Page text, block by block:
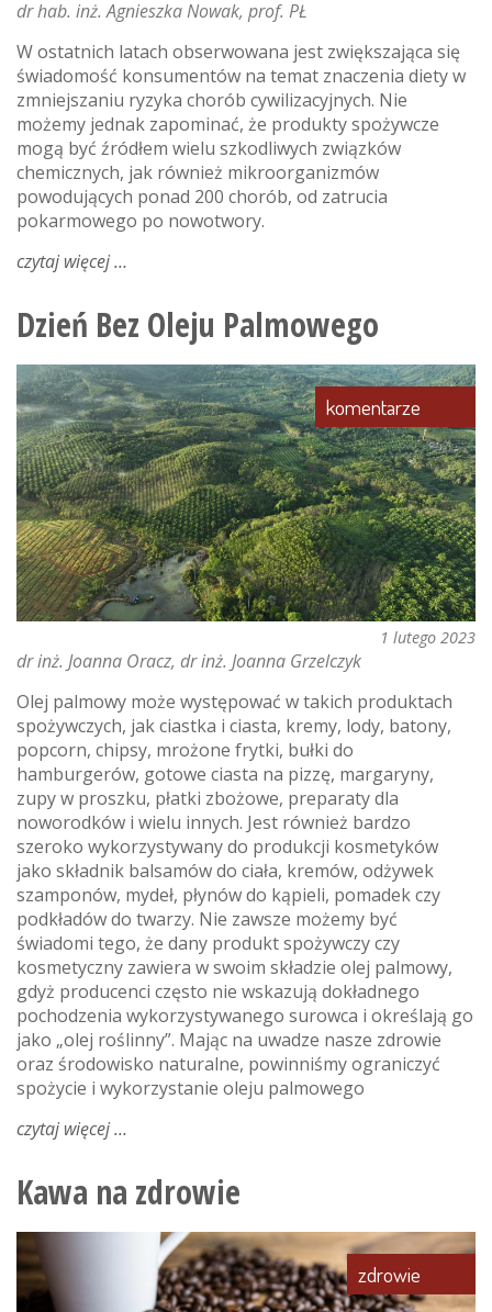
dr hab. inż. Agnieszka Nowak, prof. PŁ
W ostatnich latach obserwowana jest zwiększająca się
świadomość konsumentów na temat znaczenia diety w
zmniejszaniu ryzyka chorób cywilizacyjnych. Nie
możemy jednak zapominać, że produkty spożywcze
mogą być źródłem wielu szkodliwych związków
chemicznych, jak również mikroorganizmów
powodujących ponad 200 chorób, od zatrucia
pokarmowego po nowotwory.
czytaj więcejo
zdrowie
-
(nie)bezpieczeństwie
żywności
Dzień Bez Oleju Palmowego
komentarze
1 lutego 2023
dr inż. Joanna Oracz dr inż. Joanna Grzelczyk
Olej palmowy może występować w takich produktach
spożywczych, jak ciastka i ciasta, kremy, lody, batony,
popcorn, chipsy, mrożone frytki, bułki do
hamburgerów, gotowe ciasta na pizzę, margaryny,
zupy w proszku, płatki zbożowe, preparaty dla
noworodków i wielu innych. Jest również bardzo
szeroko wykorzystywany do produkcji kosmetyków
jako składnik balsamów do ciała, kremów, odżywek
szamponów, mydeł, płynów do kąpieli, pomadek czy
podkładów do twarzy. Nie zawsze możemy być
świadomi tego, że dany produkt spożywczy czy
kosmetyczny zawiera w swoim składzie olej palmowy,
gdyż producenci często nie wskazują dokładnego
pochodzenia wykorzystywanego surowca i określają go
jako „olej roślinny”. Mając na uwadze nasze zdrowie
oraz środowisko naturalne, powinniśmy ograniczyć
spożycie i wykorzystanie oleju palmowego
czytaj więcejo
oleju
Kawa na zdrowie
zdrowie